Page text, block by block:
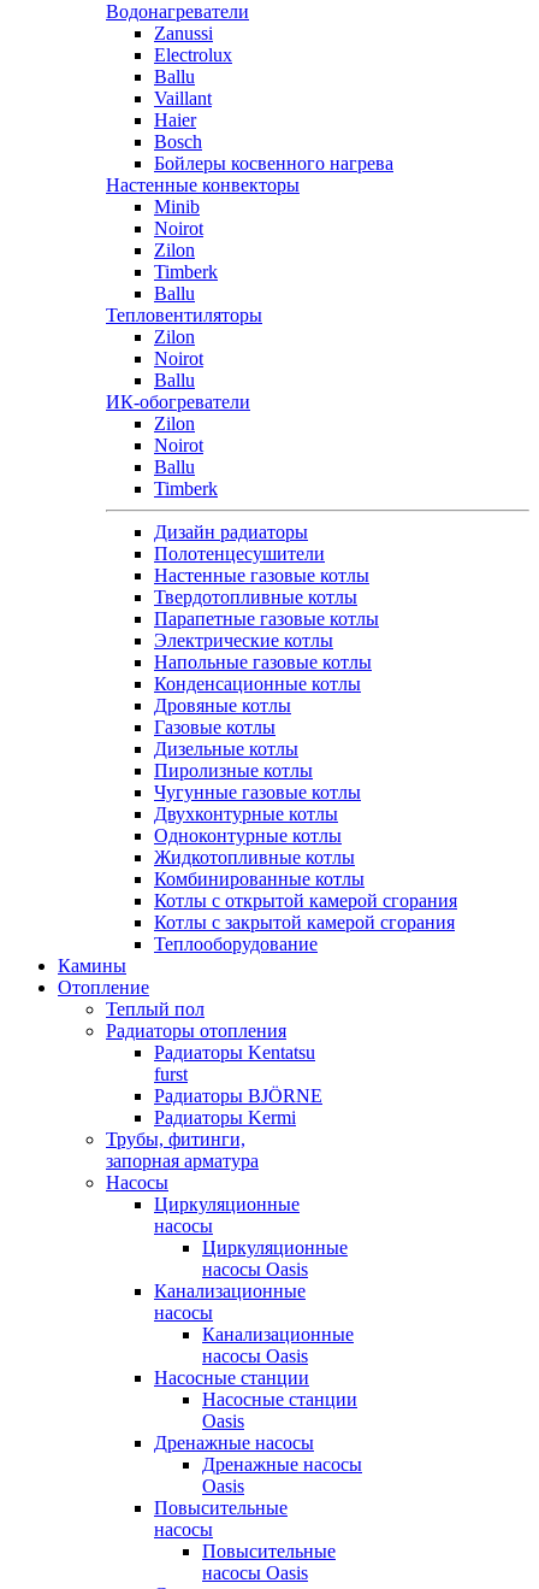
Водонагреватели
Zanussi
Electrolux
Ballu
Vaillant
Haier
Bosch
Бойлеры косвенного нагрева
Настенные конвекторы
Minib
Noirot
Zilon
Timberk
Ballu
Тепловентиляторы
Zilon
Noirot
Ballu
ИК-обогреватели
Zilon
Noirot
Ballu
Timberk
Дизайн радиаторы
Полотенцесушители
Настенные газовые котлы
Твердотопливные котлы
Парапетные газовые котлы
Электрические котлы
Напольные газовые котлы
Конденсационные котлы
Дровяные котлы
Газовые котлы
Дизельные котлы
Пиролизные котлы
Чугунные газовые котлы
Двухконтурные котлы
Одноконтурные котлы
Жидкотопливные котлы
Комбинированные котлы
Котлы с открытой камерой сгорания
Котлы с закрытой камерой сгорания
Теплооборудование
Камины
Отопление
Теплый пол
Радиаторы отопления
Радиаторы Kentatsu
furst
Радиаторы BJÖRNE
Радиаторы Kermi
Трубы, фитинги,
запорная арматура
Насосы
Циркуляционные
насосы
Циркуляционные
насосы Oasis
Канализационные
насосы
Канализационные
насосы Oasis
Насосные станции
Насосные станции
Oasis
Дренажные насосы
Дренажные насосы
Oasis
Повысительные
насосы
Повысительные
насосы Oasis